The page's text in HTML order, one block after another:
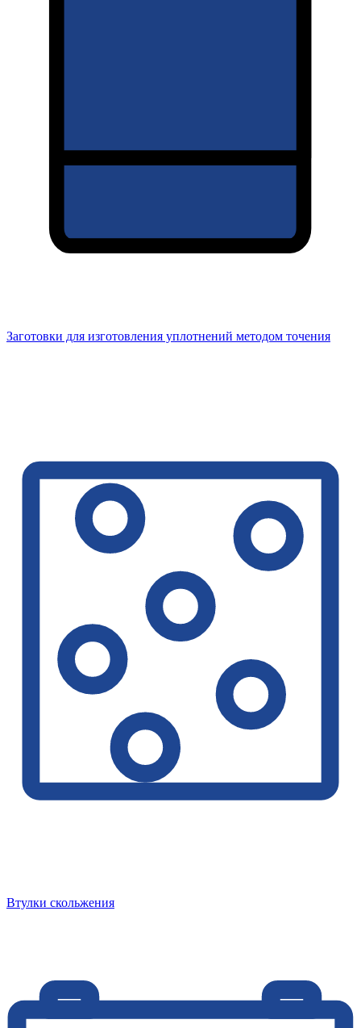
Заготовки для изготовления уплотнений методом точения
Втулки скольжения